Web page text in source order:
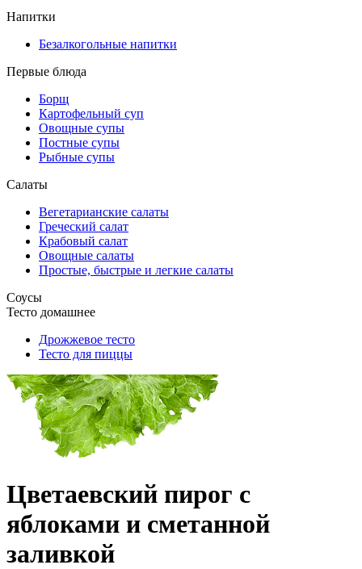
Напитки
Безалкогольные напитки
Первые блюда
Борщ
Картофельный суп
Овощные супы
Постные супы
Рыбные супы
Салаты
Вегетарианские салаты
Греческий салат
Крабовый салат
Овощные салаты
Простые, быстрые и легкие салаты
Соусы
Тесто домашнее
Дрожжевое тесто
Тесто для пиццы
Цветаевский пирог с
яблоками и сметанной
заливкой